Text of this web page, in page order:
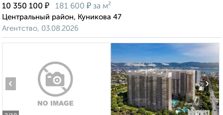
10 350 100 ₽ 181 600 ₽ за м²
Центральный район, Куникова 47
Агентство, 03.08.2026
‹ ›